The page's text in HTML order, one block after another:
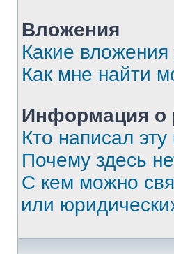
Вложения
Какие
Как мне найти
Информация о
Кто написал
Почему здесь
С кем можно
или